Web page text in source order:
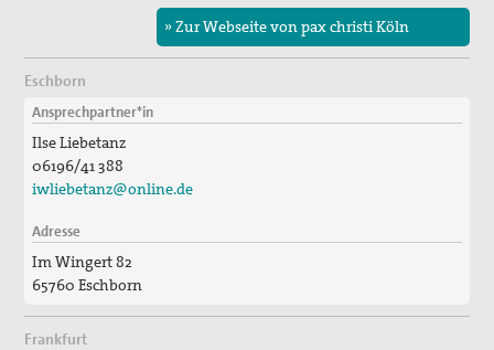
» Zur Webseite von pax christi Köln
Eschborn
Ansprechpartner*in
Ilse Liebetanz
06196/41 388
iwliebetanz@online.de
Adresse
Im Wingert 82
65760 Eschborn
Frankfurt